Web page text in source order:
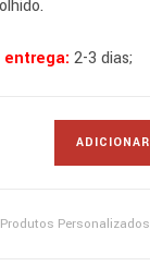
entrega: 2-3 dias;
ADICIONAR
Produtos Personalizados